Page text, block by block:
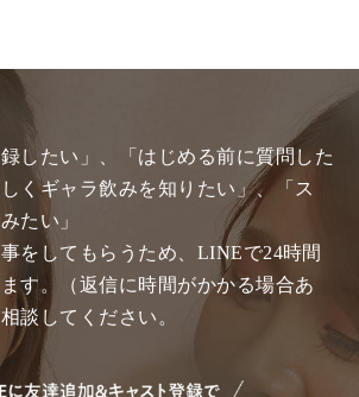
録したい」、「はじめる前に質問した
くギャラ飲みを知りたい」、「ス
たい」
をしてもらうため、LINEで24時間
す。（返信に時間がかかる場合あ
談してください。